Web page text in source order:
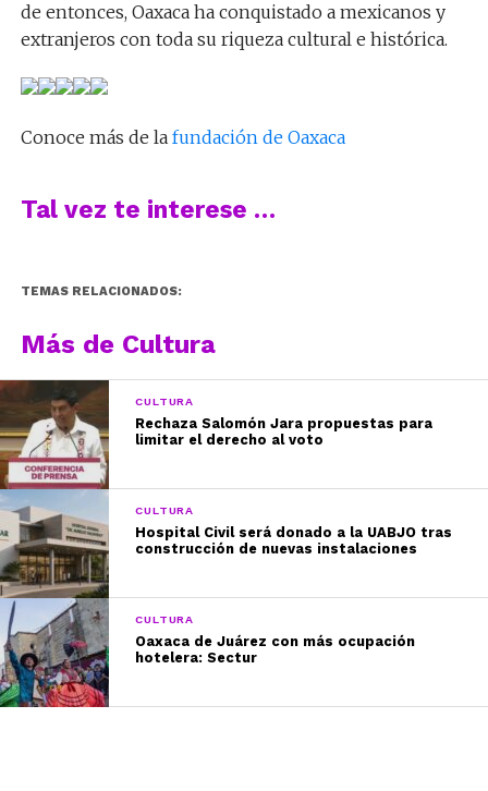
de entonces, Oaxaca ha conquistado a mexicanos y
extranjeros con toda su riqueza cultural e histórica.
Conoce más de la fundación de Oaxaca
Tal vez te interese …
TEMAS RELACIONADOS:
Más de Cultura
CULTURA
Rechaza Salomón Jara propuestas para
limitar el derecho al voto
CULTURA
Hospital Civil será donado a la UABJO tras
construcción de nuevas instalaciones
CULTURA
Oaxaca de Juárez con más ocupación
hotelera: Sectur